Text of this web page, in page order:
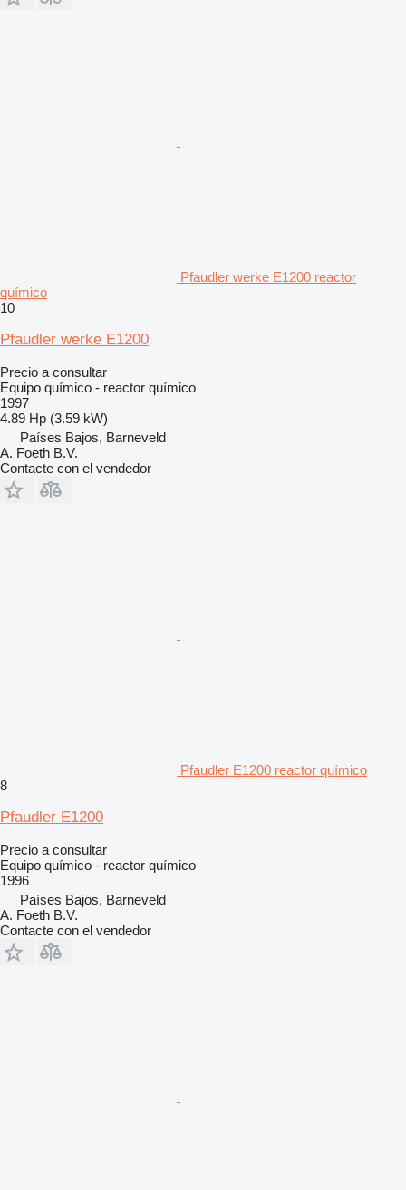
Pfaudler werke E1200 reactor
químico
10
Pfaudler werke E1200
Precio a consultar
Equipo químico - reactor químico
1997
4.89 Hp (3.59 kW)
Países Bajos, Barneveld
A. Foeth B.V.
Contacte con el vendedor
Pfaudler E1200 reactor químico
8
Pfaudler E1200
Precio a consultar
Equipo químico - reactor químico
1996
Países Bajos, Barneveld
A. Foeth B.V.
Contacte con el vendedor